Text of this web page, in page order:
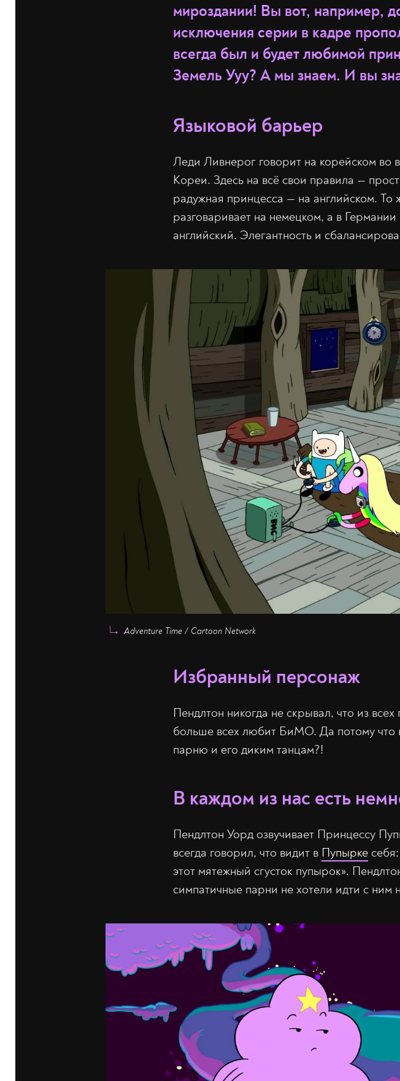
мироздании! Вы вот, например,
исключения серии в кадре
всегда был и будет любимой
Земель Ууу? А мы знаем. И вы
Языковой барьер
Леди Ливнерог говорит на корейском во
Кореи. Здесь на всё свои правила —
радужная принцесса — на английском.
разговаривает на немецком, а в
английский. Элегантность и
Adventure Time / Cartoon Network
Избранный персонаж
Пендлтон никогда не скрывал, что из
больше всех любит БиМО. Да потому что
парню и его диким танцам?!
В каждом из нас есть
Пендлтон Уорд озвучивает Принцессу
всегда говорил, что видит в Пупырке
этот мятежный сгусток пупырок».
симпатичные парни не хотели идти с ним